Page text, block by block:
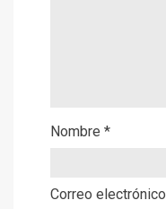
Nombre *
Correo electrónico